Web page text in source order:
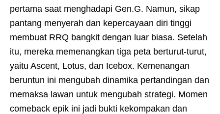
pertama saat menghadapi Gen.G. Namun, sikap
pantang menyerah dan kepercayaan diri tinggi
membuat RRQ bangkit dengan luar biasa. Setelah
itu, mereka memenangkan tiga peta berturut-turut,
yaitu Ascent, Lotus, dan Icebox. Kemenangan
beruntun ini mengubah dinamika pertandingan dan
memaksa lawan untuk mengubah strategi. Momen
comeback epik ini jadi bukti kekompakan dan